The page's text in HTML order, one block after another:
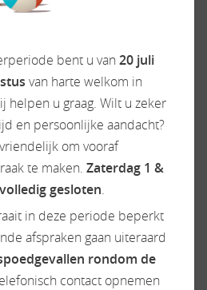
aan ons
2025
conditie brengen.
overleg met u beoordeeld
gereed te maken.
worden in overleg met u
bent u van 20 juli
van harte welkom in
helpen u graag. Wilt u zeker
en persoonlijke aandacht?
om vooraf
te maken. Zaterdag 1 &
gesloten.
in deze periode beperkt
afspraken gaan uiteraard
rondom de
contact opnemen